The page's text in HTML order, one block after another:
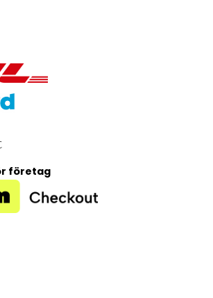
företag